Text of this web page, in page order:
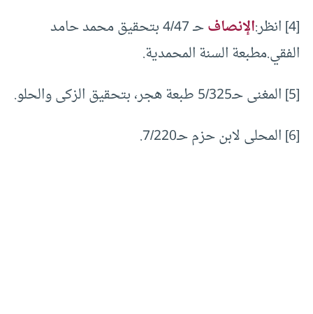
[4] انظر:
الإنصاف
حـ 4/47 بتحقيق محمد حامد
الفقي.مطبعة السنة المحمدية.
[5] المغنى حـ5/325 طبعة هجر، بتحقيق الزكى والحلو.
[6] المحلى لابن حزم حـ7/220.